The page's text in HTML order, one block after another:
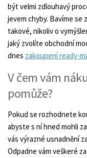
být velmi zdlouhavý
jevem chyby. Bavíme se
takové, nikoliv o
jaký zvolíte obchodní
dnes zakoupení ready-
V čem vám
pomůže?
Pokud se rozhodnete
abyste s ní hned mohli
vás výrazné usnadnění
Odpadne vám veškeré